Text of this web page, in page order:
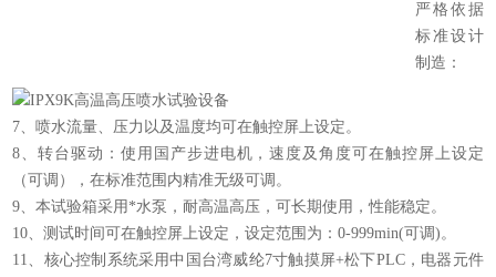
严格依据
标准设计
制造：
7、喷水流量、压力以及温度均可在触控屏上设定。
8、转台驱动：使用国产步进电机，速度及角度可在触控屏上设定
（可调），在标准范围内精准无级可调。
9、本试验箱采用*水泵，耐高温高压，可长期使用，性能稳定。
10、测试时间可在触控屏上设定，设定范围为：0-999min(可调)。
11、核心控制系统采用中国台湾威纶7寸触摸屏+松下PLC，电器元件